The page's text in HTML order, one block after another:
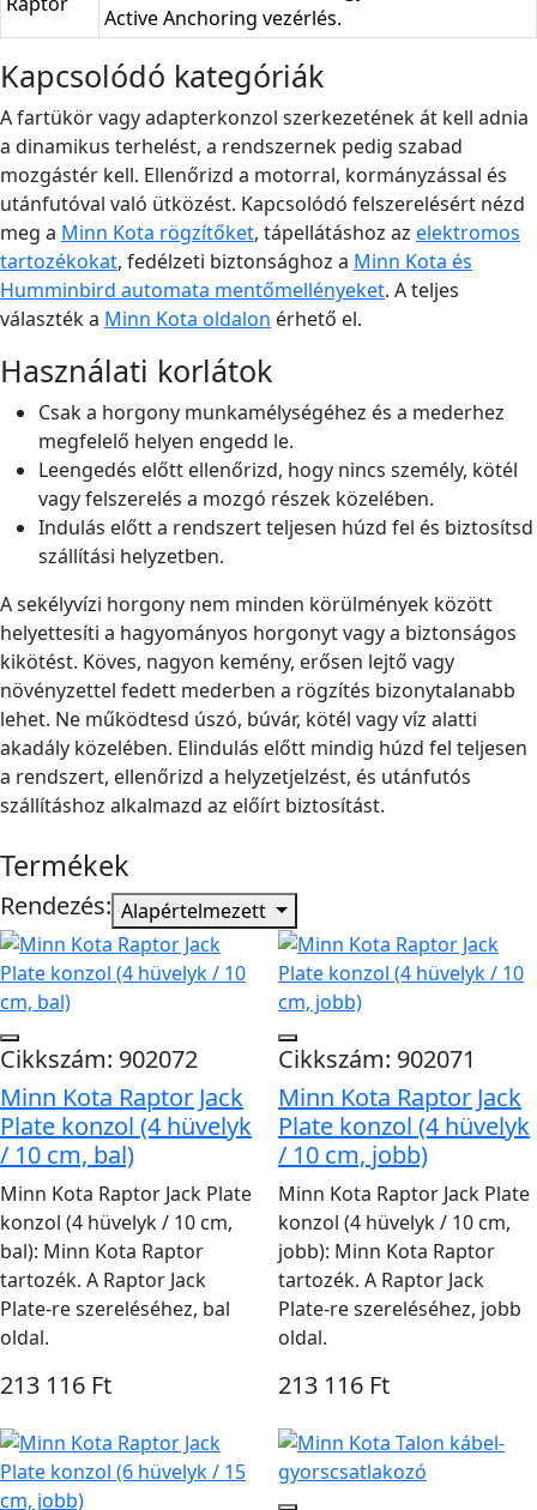
Active Anchoring vezérlés.
Kapcsolódó kategóriák
A fartükör vagy adapterkonzol szerkezetének át kell adnia
a dinamikus terhelést, a rendszernek pedig szabad
mozgástér kell. Ellenőrizd a motorral, kormányzással és
utánfutóval való ütközést. Kapcsolódó felszerelésért nézd
meg a Minn Kota rögzítőket, tápellátáshoz az elektromos
tartozékokat, fedélzeti biztonsághoz a Minn Kota és
Humminbird automata mentőmellényeket. A teljes
választék a Minn Kota oldalon érhető el.
Használati korlátok
Csak a horgony munkamélységéhez és a mederhez
megfelelő helyen engedd le.
Leengedés előtt ellenőrizd, hogy nincs személy, kötél
vagy felszerelés a mozgó részek közelében.
Indulás előtt a rendszert teljesen húzd fel és biztosítsd
szállítási helyzetben.
A sekélyvízi horgony nem minden körülmények között
helyettesíti a hagyományos horgonyt vagy a biztonságos
kikötést. Köves, nagyon kemény, erősen lejtő vagy
növényzettel fedett mederben a rögzítés bizonytalanabb
lehet. Ne működtesd úszó, búvár, kötél vagy víz alatti
akadály közelében. Elindulás előtt mindig húzd fel teljesen
a rendszert, ellenőrizd a helyzetjelzést, és utánfutós
szállításhoz alkalmazd az előírt biztosítást.
Termékek
Rendezés: Alapértelmezett
Cikkszám: 902072
Minn Kota Raptor Jack
Plate konzol (4 hüvelyk
/ 10 cm, bal)
Minn Kota Raptor Jack Plate
konzol (4 hüvelyk / 10 cm,
bal): Minn Kota Raptor
tartozék. A Raptor Jack
Plate-re szereléséhez, bal
oldal.
213 116 Ft
Cikkszám: 902071
Minn Kota Raptor Jack
Plate konzol (4 hüvelyk
/ 10 cm, jobb)
Minn Kota Raptor Jack Plate
konzol (4 hüvelyk / 10 cm,
jobb): Minn Kota Raptor
tartozék. A Raptor Jack
Plate-re szereléséhez, jobb
oldal.
213 116 Ft